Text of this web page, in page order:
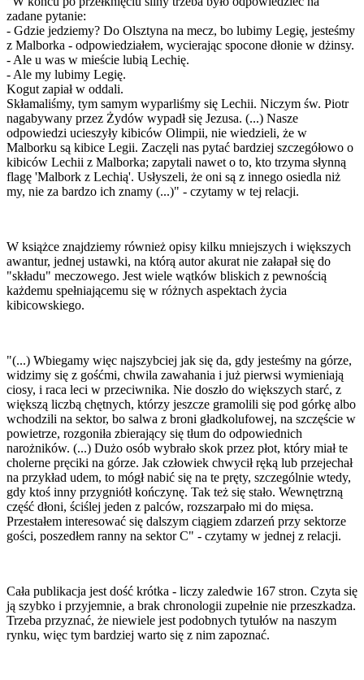
zadane pytanie:
- Gdzie jedziemy? Do Olsztyna na mecz, bo lubimy Legię, jesteśmy
z Malborka - odpowiedziałem, wycierając spocone dłonie w dżinsy.
- Ale u was w mieście lubią Lechię.
- Ale my lubimy Legię.
Kogut zapiał w oddali.
Skłamaliśmy, tym samym wyparliśmy się Lechii. Niczym św. Piotr
nagabywany przez Żydów wypadł się Jezusa. (...) Nasze
odpowiedzi ucieszyły kibiców Olimpii, nie wiedzieli, że w
Malborku są kibice Legii. Zaczęli nas pytać bardziej szczegółowo o
kibiców Lechii z Malborka; zapytali nawet o to, kto trzyma słynną
flagę 'Malbork z Lechią'. Usłyszeli, że oni są z innego osiedla niż
my, nie za bardzo ich znamy (...)" - czytamy w tej relacji.
W książce znajdziemy również opisy kilku mniejszych i większych
awantur, jednej ustawki, na którą autor akurat nie załapał się do
"składu" meczowego. Jest wiele wątków bliskich z pewnością
każdemu spełniającemu się w różnych aspektach życia
kibicowskiego.
"(...) Wbiegamy więc najszybciej jak się da, gdy jesteśmy na górze,
widzimy się z gośćmi, chwila zawahania i już pierwsi wymieniają
ciosy, i raca leci w przeciwnika. Nie doszło do większych starć, z
większą liczbą chętnych, którzy jeszcze gramolili się pod górkę albo
wchodzili na sektor, bo salwa z broni gładkolufowej, na szczęście w
powietrze, rozgoniła zbierający się tłum do odpowiednich
narożników. (...) Dużo osób wybrało skok przez płot, który miał te
cholerne pręciki na górze. Jak człowiek chwycił ręką lub przejechał
na przykład udem, to mógł nabić się na te pręty, szczególnie wtedy,
gdy ktoś inny przygniótł kończynę. Tak też się stało. Wewnętrzną
część dłoni, ściślej jeden z palców, rozszarpało mi do mięsa.
Przestałem interesować się dalszym ciągiem zdarzeń przy sektorze
gości, poszedłem ranny na sektor C" - czytamy w jednej z relacji.
Cała publikacja jest dość krótka - liczy zaledwie 167 stron. Czyta się
ją szybko i przyjemnie, a brak chronologii zupełnie nie przeszkadza.
Trzeba przyznać, że niewiele jest podobnych tytułów na naszym
rynku, więc tym bardziej warto się z nim zapoznać.